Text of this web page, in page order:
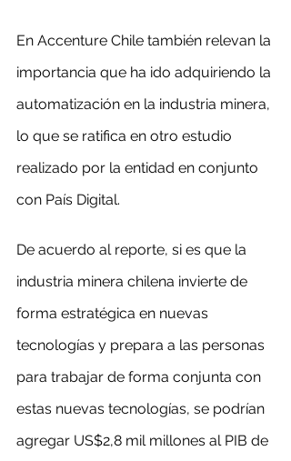
En Accenture Chile también relevan la
importancia que ha ido adquiriendo la
automatización en la industria minera,
lo que se ratifica en otro estudio
realizado por la entidad en conjunto
con País Digital.
De acuerdo al reporte, si es que la
industria minera chilena invierte de
forma estratégica en nuevas
tecnologías y prepara a las personas
para trabajar de forma conjunta con
estas nuevas tecnologías, se podrían
agregar US$2,8 mil millones al PIB de